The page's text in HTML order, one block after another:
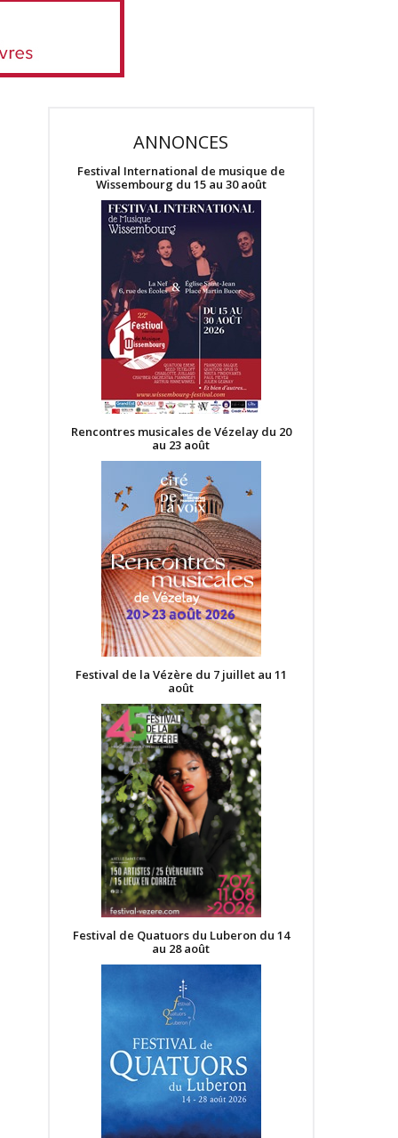
ANNONCES
Festival International de musique de
Wissembourg du 15 au 30 août
Rencontres musicales de Vézelay du 20
au 23 août
Festival de la Vézère du 7 juillet au 11
août
Festival de Quatuors du Luberon du 14
au 28 août